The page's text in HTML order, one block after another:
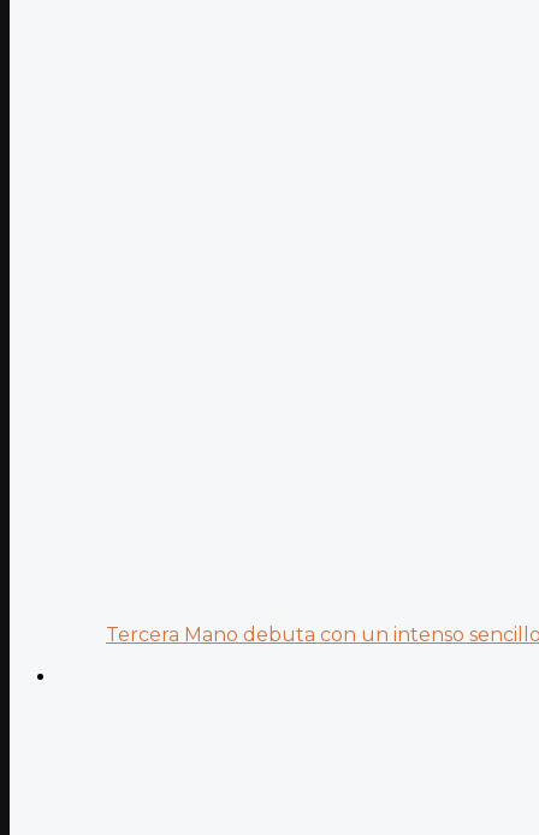
Tercera Mano debuta con un intenso